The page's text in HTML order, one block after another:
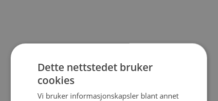
Dette nettstedet bruker
cookies
Vi bruker informasjonskapsler blant annet